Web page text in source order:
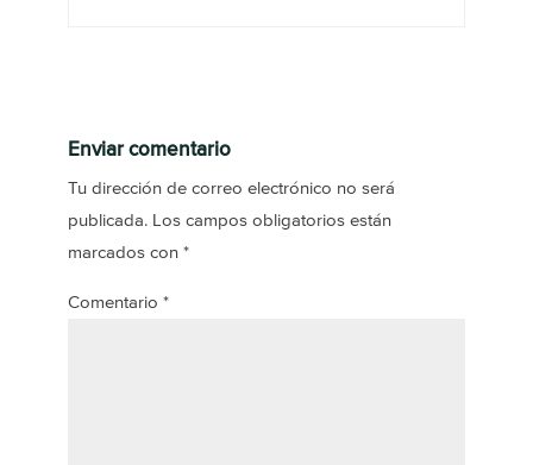
Enviar comentario
Tu dirección de correo electrónico no será
publicada. Los campos obligatorios están
marcados con *
Comentario *